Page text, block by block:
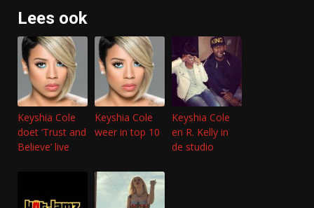
Lees ook
Keyshia Cole
doet ‘Trust and
Believe’ live
Keyshia Cole
weer in top 10
Keyshia Cole
en R. Kelly in
de studio